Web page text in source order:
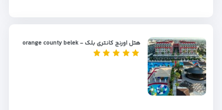
هتل اورنج کانتری بلک - orange county belek